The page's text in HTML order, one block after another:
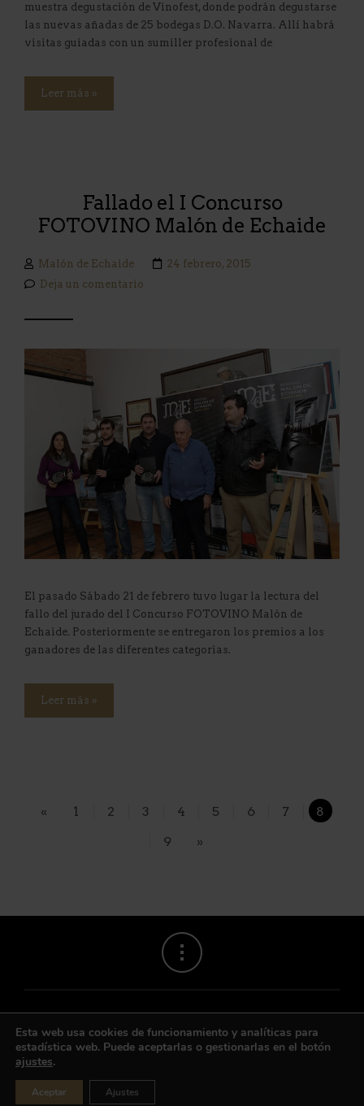
muestra degustación de Vinofest, donde podrán degustarse
las nuevas añadas de 25 bodegas D.O. Navarra. Allí habrá
visitas guiadas con un sumiller profesional de
Leer más »
Fallado el I Concurso
FOTOVINO Malón de Echaide
Malón de Echaide
24 febrero, 2015
Deja un comentario
El pasado Sábado 21 de febrero tuvo lugar la lectura del
fallo del jurado del I Concurso FOTOVINO Malón de
Echaide. Posteriormente se entregaron los premios a los
ganadores de las diferentes categorias.
Leer más »
« 1 2 3 4 5 6 7
8
9
»
© Bodega Ntra. Sra. del Romero S.C.
Esta web usa cookies de funcionamiento y analíticas para
estadística web. Puede aceptarlas o gestionarlas en el botón
ajustes.
Aceptar Ajustes